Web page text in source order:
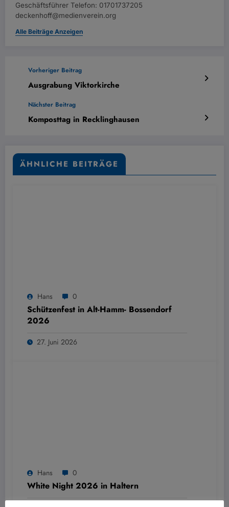
Geschäftsführer Telefon: 01701737205
deckenhoff@medienverein.org
Alle Beiträge Anzeigen
Vorheriger Beitrag
Ausgrabung Viktorkirche
Nächster Beitrag
Komposttag in Recklinghausen
ÄHNLICHE BEITRÄGE
Hans 0
Schützenfest in Alt-Hamm- Bossendorf
2026
27. Juni 2026
Hans 0
White Night 2026 in Haltern